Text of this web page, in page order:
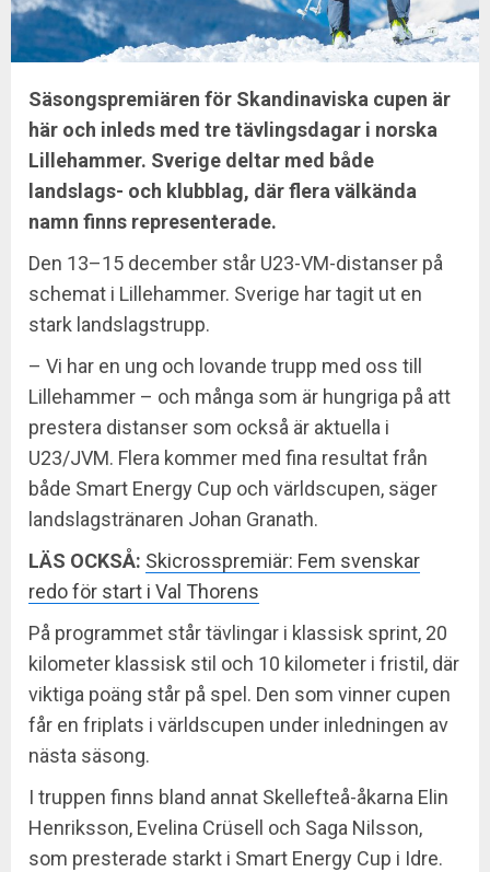
Säsongspremiären för Skandinaviska cupen är
här och inleds med tre tävlingsdagar i norska
Lillehammer. Sverige deltar med både
landslags- och klubblag, där flera välkända
namn finns representerade.
Den 13–15 december står U23-VM-distanser på
schemat i Lillehammer. Sverige har tagit ut en
stark landslagstrupp.
– Vi har en ung och lovande trupp med oss till
Lillehammer – och många som är hungriga på att
prestera distanser som också är aktuella i
U23/JVM. Flera kommer med fina resultat från
både Smart Energy Cup och världscupen, säger
landslagstränaren Johan Granath.
LÄS OCKSÅ: Skicrosspremiär: Fem svenskar
redo för start i Val Thorens
På programmet står tävlingar i klassisk sprint, 20
kilometer klassisk stil och 10 kilometer i fristil, där
viktiga poäng står på spel. Den som vinner cupen
får en friplats i världscupen under inledningen av
nästa säsong.
I truppen finns bland annat Skellefteå-åkarna Elin
Henriksson, Evelina Crüsell och Saga Nilsson,
som presterade starkt i Smart Energy Cup i Idre.